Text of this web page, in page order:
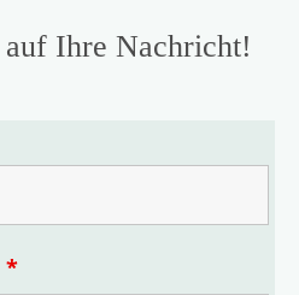
Ihre Nachricht!
*